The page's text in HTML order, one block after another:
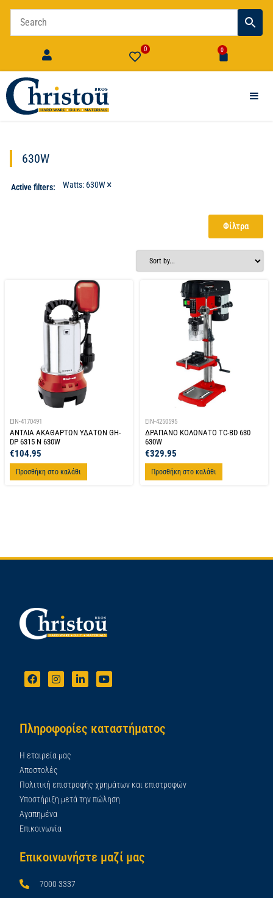
0 0
630W
Active filters: Watts: 630W×
Φίλτρα
EIN-4170491
ΑΝΤΛΙΑ ΑΚΑΘΑΡΤΩΝ ΥΔΑΤΩΝ GH-
DP 6315 N 630W
€104.95
Προσθήκη στο καλάθι
EIN-4250595
ΔΡΑΠΑΝΟ ΚΟΛΩΝΑΤΟ TC-BD 630
630W
€329.95
Προσθήκη στο καλάθι
Πληροφορίες καταστήματος
Η εταιρεία μας
Αποστολές
Πολιτική επιστροφής χρημάτων και επιστροφών
Υποστήριξη μετά την πώληση
Αγαπημένα
Επικοινωνία
Επικοινωνήστε μαζί μας
7000 3337